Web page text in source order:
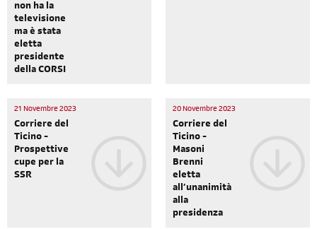
non ha la
televisione
ma è stata
eletta
presidente
della CORSI
21 Novembre 2023
Corriere del
Ticino -
Prospettive
cupe per la
SSR
20 Novembre 2023
Corriere del
Ticino -
Masoni
Brenni
eletta
all’unanimità
alla
presidenza